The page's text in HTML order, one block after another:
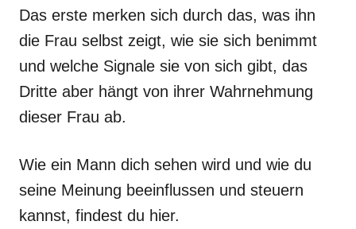
Das erste merken sich durch das, was ihn
die Frau selbst zeigt, wie sie sich benimmt
und welche Signale sie von sich gibt, das
Dritte aber hängt von ihrer Wahrnehmung
dieser Frau ab.
Wie ein Mann dich sehen wird und wie du
seine Meinung beeinflussen und steuern
kannst, findest du hier.